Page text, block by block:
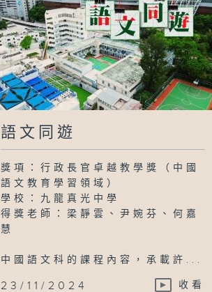
語文同遊
獎項：行政長官卓越教學獎（中國
語文教育學習領域）
學校：九龍真光中學
得獎老師：梁靜雲、尹婉芬、何嘉
慧
中國語文科的課程內容，承載許...
23/11/2024 收看